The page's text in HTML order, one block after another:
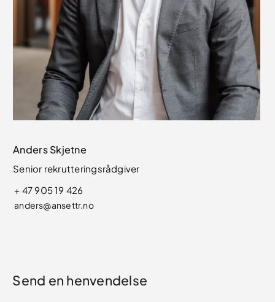
Anders Skjetne
Senior rekrutteringsrådgiver
+ 47 905 19 426
anders@ansettr.no
Send en henvendelse